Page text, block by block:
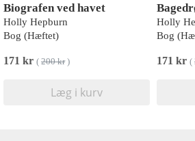
Biografen ved havet
Holly Hepburn
Bog (Hæftet)
171 kr ( 200 kr)
Læg i kurv
Holly
Bog
171 kr (